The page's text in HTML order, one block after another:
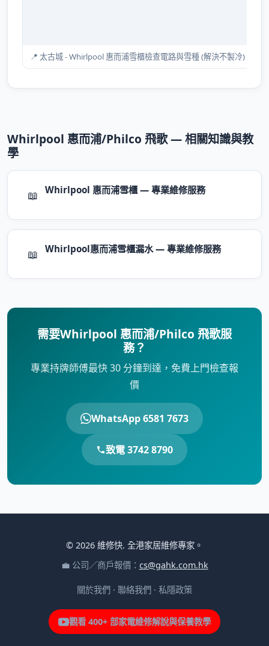
📍 太古城 - Whirlpool 惠而浦雪櫃檢查電路與雪種 (解決不製冷)
Whirlpool 惠而浦/Philco 飛歌 — 相關知識與教
學
📖 Whirlpool 惠而浦雪櫃 — 專業維修服務
📖 Whirlpool惠而浦雪櫃漏水 — 專業維修服務
需要Whirlpool 惠而浦/Philco 飛歌服
務？
專業持牌師傅最快 30 分鐘到達，免費上門檢查報
價
WhatsApp 6581 7673
致電 3742 8790
© 2026 維修快. 全港家居維修專家。
💼 公司／商戶報價： cs@gahk.com.hk
關於我們 · 聯絡我們 · 私隱政策
觀看 400+ 部家電維修解說與保養教學